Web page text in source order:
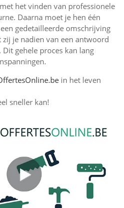
het vinden van professionele
Daarna moet je hen één
gedetailleerde omschrijving
je nadien van een antwoord
gehele proces kan lang
in het leven
sneller kan!